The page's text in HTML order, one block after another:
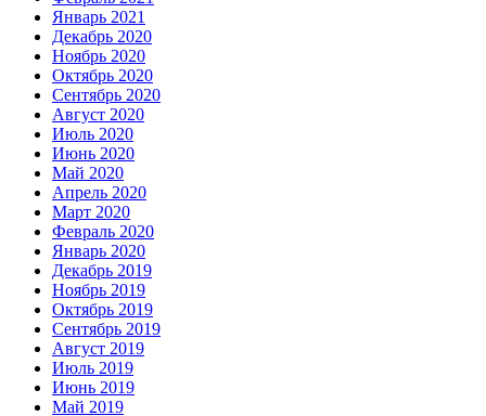
Январь 2021
Декабрь 2020
Ноябрь 2020
Октябрь 2020
Сентябрь 2020
Август 2020
Июль 2020
Июнь 2020
Май 2020
Апрель 2020
Март 2020
Февраль 2020
Январь 2020
Декабрь 2019
Ноябрь 2019
Октябрь 2019
Сентябрь 2019
Август 2019
Июль 2019
Июнь 2019
Май 2019